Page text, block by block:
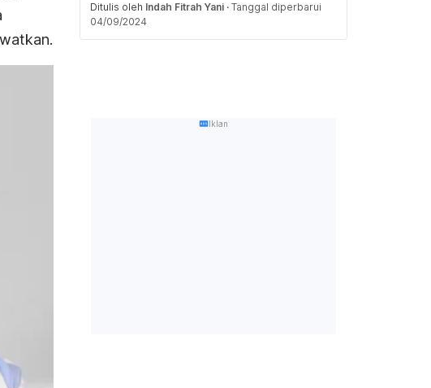
Ditulis oleh Indah Fitrah Yani · Tanggal diperbarui
04/09/2024
Iklan